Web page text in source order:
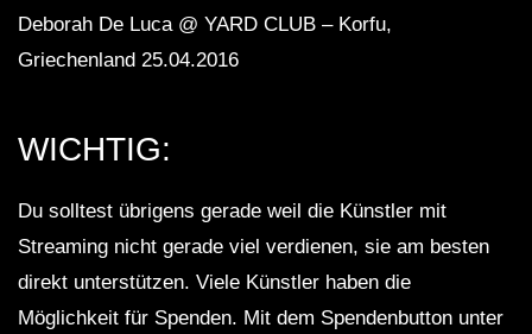
Deborah De Luca @ YARD CLUB – Korfu,
Griechenland 25.04.2016
WICHTIG:
Du solltest übrigens gerade weil die Künstler mit
Streaming nicht gerade viel verdienen, sie am besten
direkt unterstützen. Viele Künstler haben die
Möglichkeit für Spenden. Mit dem Spendenbutton unter